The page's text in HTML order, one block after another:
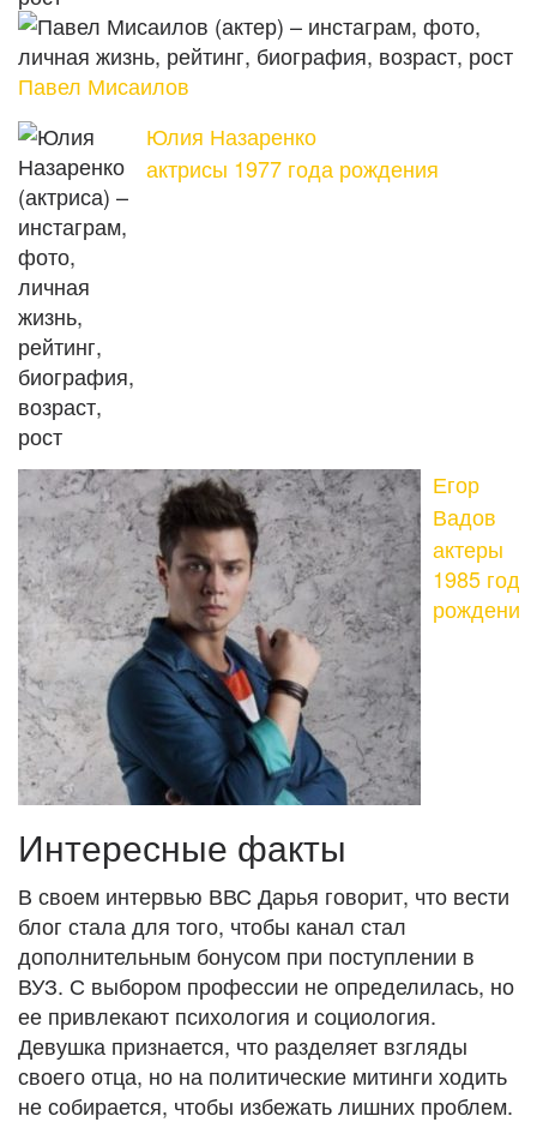
Павел Мисаилов
Юлия Назаренко
актрисы 1977 года рождения
Егор
Вадов
актеры
1985 года
рождения
Интересные факты
В своем интервью ВВС Дарья говорит, что вести
блог стала для того, чтобы канал стал
дополнительным бонусом при поступлении в
ВУЗ. С выбором профессии не определилась, но
ее привлекают психология и социология.
Девушка признается, что разделяет взгляды
своего отца, но на политические митинги ходить
не собирается, чтобы избежать лишних проблем.